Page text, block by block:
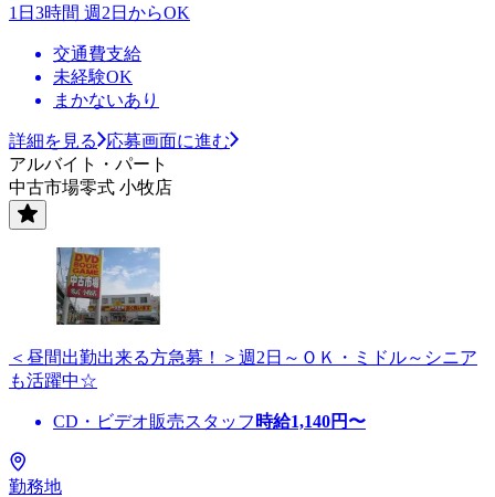
1日3時間 週2日からOK
交通費支給
未経験OK
まかないあり
詳細を見る
応募画面に進む
アルバイト・パート
中古市場零式 小牧店
＜昼間出勤出来る方急募！＞週2日～ＯＫ・ミドル～シニア
も活躍中☆
CD・ビデオ販売スタッフ 時給1,140円〜
勤務地